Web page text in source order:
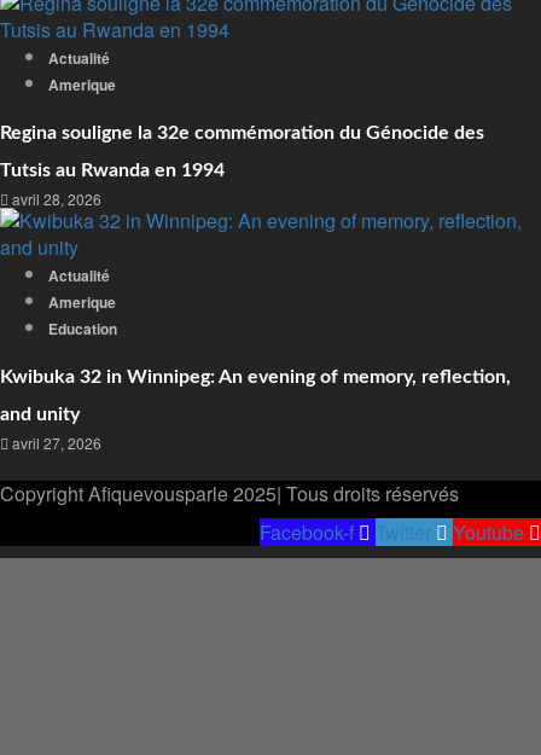
Actualité
Amerique
Regina souligne la 32e commémoration du Génocide des
Tutsis au Rwanda en 1994
avril 28, 2026
Actualité
Amerique
Education
Kwibuka 32 in Winnipeg: An evening of memory, reflection,
and unity
avril 27, 2026
Copyright Afiquevousparle 2025| Tous droits réservés
Facebook-f
Youtube